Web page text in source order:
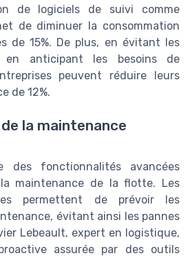
de logiciels de suivi comme
de diminuer la consommation
de 15%. De plus, en évitant les
anticipant les besoins de
peuvent réduire leurs
de 12%.
la maintenance
des fonctionnalités avancées
maintenance de la flotte. Les
permettent de prévoir les
évitant ainsi les pannes
Lebeault, expert en logistique,
assurée par des outils